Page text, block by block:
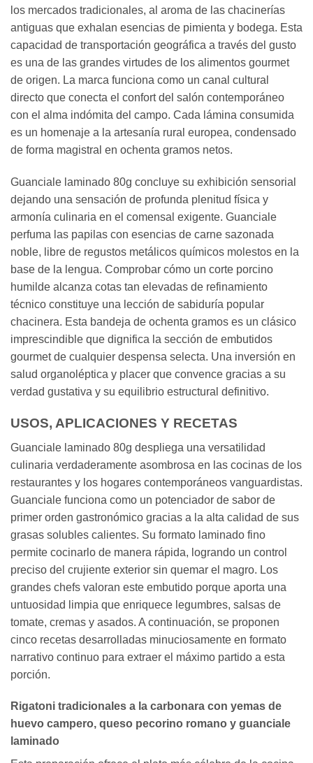
los mercados tradicionales, al aroma de las chacinerías
antiguas que exhalan esencias de pimienta y bodega. Esta
capacidad de transportación geográfica a través del gusto
es una de las grandes virtudes de los alimentos gourmet
de origen. La marca funciona como un canal cultural
directo que conecta el confort del salón contemporáneo
con el alma indómita del campo. Cada lámina consumida
es un homenaje a la artesanía rural europea, condensado
de forma magistral en ochenta gramos netos.
Guanciale laminado 80g concluye su exhibición sensorial
dejando una sensación de profunda plenitud física y
armonía culinaria en el comensal exigente. Guanciale
perfuma las papilas con esencias de carne sazonada
noble, libre de regustos metálicos químicos molestos en la
base de la lengua. Comprobar cómo un corte porcino
humilde alcanza cotas tan elevadas de refinamiento
técnico constituye una lección de sabiduría popular
chacinera. Esta bandeja de ochenta gramos es un clásico
imprescindible que dignifica la sección de embutidos
gourmet de cualquier despensa selecta. Una inversión en
salud organoléptica y placer que convence gracias a su
verdad gustativa y su equilibrio estructural definitivo.
USOS, APLICACIONES Y RECETAS
Guanciale laminado 80g despliega una versatilidad
culinaria verdaderamente asombrosa en las cocinas de los
restaurantes y los hogares contemporáneos vanguardistas.
Guanciale funciona como un potenciador de sabor de
primer orden gastronómico gracias a la alta calidad de sus
grasas solubles calientes. Su formato laminado fino
permite cocinarlo de manera rápida, logrando un control
preciso del crujiente exterior sin quemar el magro. Los
grandes chefs valoran este embutido porque aporta una
untuosidad limpia que enriquece legumbres, salsas de
tomate, cremas y asados. A continuación, se proponen
cinco recetas desarrolladas minuciosamente en formato
narrativo continuo para extraer el máximo partido a esta
porción.
Rigatoni tradicionales a la carbonara con yemas de
huevo campero, queso pecorino romano y guanciale
laminado